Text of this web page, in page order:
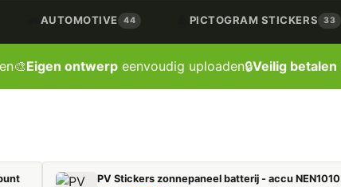
AUTOMOTIVE 44 PICTOGRAM STICKERS 33
🎨Eigen ontwerpeenvoudig uploaden🔒Veilig betalen
PV Stickers zonnepaneel batterij - accu NEN1010